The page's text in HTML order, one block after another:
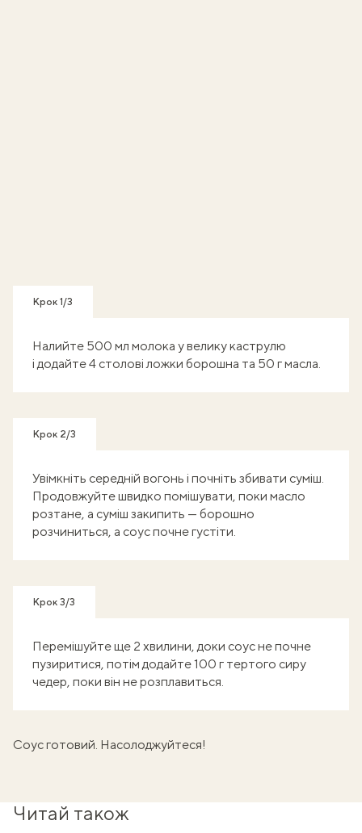
Крок 1/3
Налийте 500 мл молока у велику каструлю
і додайте 4 столові ложки борошна та 50 г масла.
Крок 2/3
Увімкніть середній вогонь і почніть збивати суміш.
Продовжуйте швидко помішувати, поки масло
розтане, а суміш закипить — борошно
розчиниться, а соус почне густіти.
Крок 3/3
Перемішуйте ще 2 хвилини, доки соус не почне
пузиритися, потім додайте 100 г тертого сиру
чедер, поки він не розплавиться.
Соус готовий. Насолоджуйтеся!
Читай також